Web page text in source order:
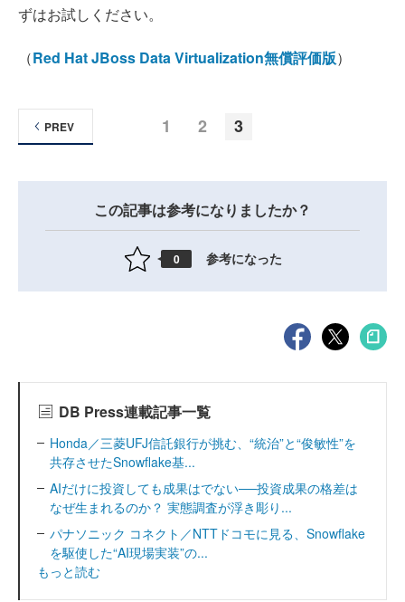
ずはお試しください。
（Red Hat JBoss Data Virtualization無償評価版）
1 2 3
PREV
この記事は参考になりましたか？
0 参考になった
DB Press連載記事一覧
Honda／三菱UFJ信託銀行が挑む、“統治”と“俊敏性”を
共存させたSnowflake基...
AIだけに投資しても成果はでない──投資成果の格差は
なぜ生まれるのか？ 実態調査が浮き彫り...
パナソニック コネクト／NTTドコモに見る、Snowflake
を駆使した“AI現場実装”の...
もっと読む